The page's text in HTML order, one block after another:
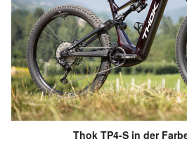
Thok TP4-S in der